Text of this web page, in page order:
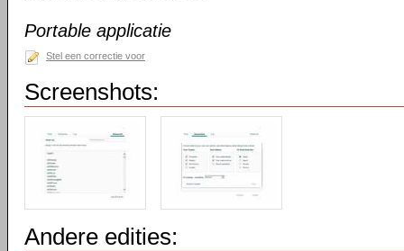
Portable applicatie
Stel een correctie voor
Screenshots:
Andere edities: